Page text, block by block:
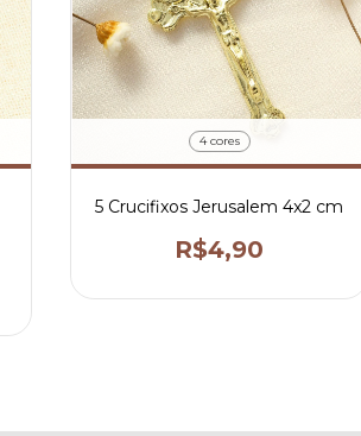
4 cores
5 Crucifixos Jerusalem 4x2 cm
R$4,90